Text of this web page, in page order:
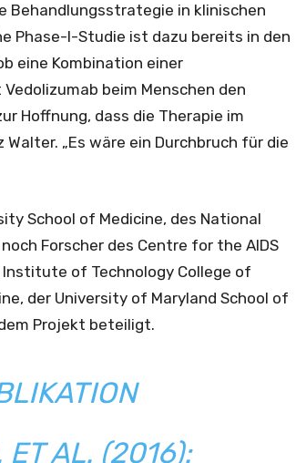
Behandlungsstrategie in klinischen
Phase-I-Studie ist dazu bereits in den
eine Kombination einer
beim Menschen den
Hoffnung, dass die Therapie im
„Es wäre ein Durchbruch für die
School of Medicine, des National
Forscher des Centre for the AIDS
Institute of Technology College of
der University of Maryland School of
Projekt beteiligt.
ET AL. (2016):